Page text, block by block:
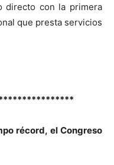
directo con la primera
que presta servicios
récord, el Congreso